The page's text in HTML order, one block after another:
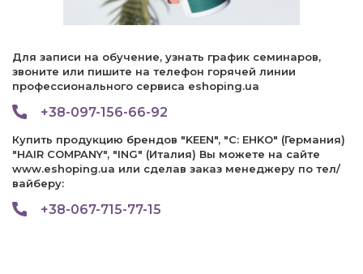
Для записи на обучение, узнать график семинаров,
звоните или пишите на телефон горячей линии
профессионального сервиса eshoping.ua
+38-097-156-66-92
Купить продукцию брендов "KEEN", "C: EHKO" (Германия)
"HAIR COMPANY", "ING" (Италия) Вы можете на сайте
www.eshoping.ua или сделав заказ менеджеру по тел/
вайберу:
+38-067-715-77-15